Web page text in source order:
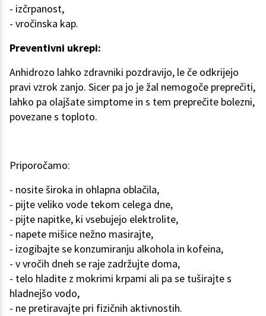
- izčrpanost,
- vročinska kap.
Preventivni ukrepi:
Anhidrozo lahko zdravniki pozdravijo, le če odkrijejo
pravi vzrok zanjo. Sicer pa jo je žal nemogoče preprečiti,
lahko pa olajšate simptome in s tem preprečite bolezni,
povezane s toploto.
Priporočamo:
- nosite široka in ohlapna oblačila,
- pijte veliko vode tekom celega dne,
- pijte napitke, ki vsebujejo elektrolite,
- napete mišice nežno masirajte,
- izogibajte se konzumiranju alkohola in kofeina,
- v vročih dneh se raje zadržujte doma,
- telo hladite z mokrimi krpami ali pa se tuširajte s
hladnejšo vodo,
- ne pretiravajte pri fizičnih aktivnostih.